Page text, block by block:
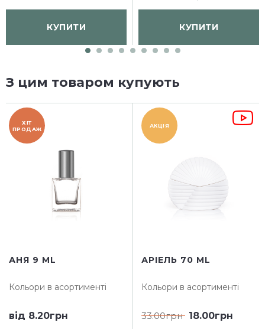
КУПИТИ КУПИТИ
З цим товаром купують
ХІТ
ПРОДАЖ
АНЯ 9 ML
Кольори в асортименті
від 8.20грн
АКЦІЯ
АРІЕЛЬ 70 ML
Кольори в асортименті
33.00грн 18.00грн